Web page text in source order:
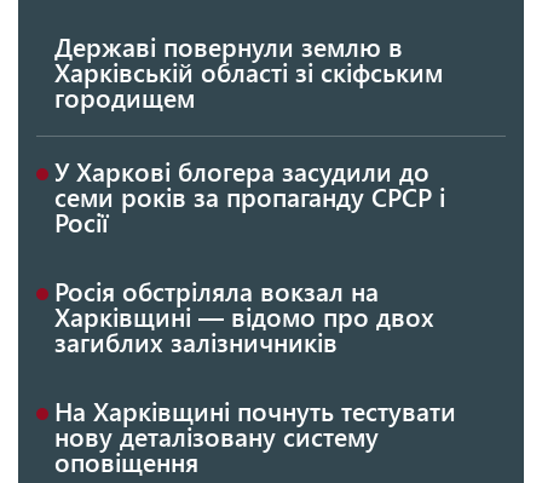
Державі повернули землю в
Харківській області зі скіфським
городищем
У Харкові блогера засудили до
семи років за пропаганду СРСР і
Росії
Росія обстріляла вокзал на
Харківщині — відомо про двох
загиблих залізничників
На Харківщині почнуть тестувати
нову деталізовану систему
оповіщення